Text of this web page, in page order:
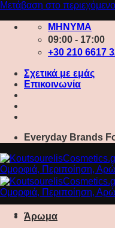
Μετάβαση στο περιεχόμενο
ΜΗΝΥΜΑ
09:00 - 17:00
+30 210 6617
Σχετικά με εμάς
Επικοινωνία
Everyday Brands
Άρωμα